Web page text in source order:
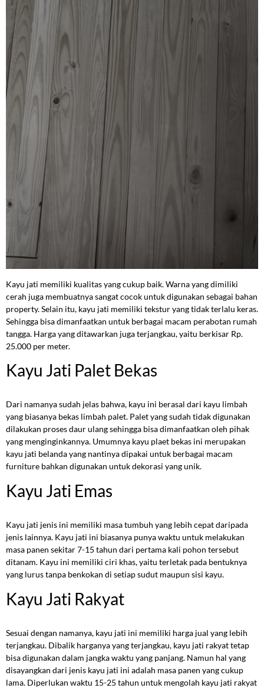
Kayu jati memiliki kualitas yang cukup baik. Warna yang dimiliki
cerah juga membuatnya sangat cocok untuk digunakan sebagai bahan
property. Selain itu, kayu jati memiliki tekstur yang tidak terlalu keras.
Sehingga bisa dimanfaatkan untuk berbagai macam perabotan rumah
tangga. Harga yang ditawarkan juga terjangkau, yaitu berkisar Rp.
25.000 per meter.
Kayu Jati Palet Bekas
Dari namanya sudah jelas bahwa, kayu ini berasal dari kayu limbah
yang biasanya bekas limbah palet. Palet yang sudah tidak digunakan
dilakukan proses daur ulang sehingga bisa dimanfaatkan oleh pihak
yang menginginkannya. Umumnya kayu plaet bekas ini merupakan
kayu jati belanda yang nantinya dipakai untuk berbagai macam
furniture bahkan digunakan untuk dekorasi yang unik.
Kayu Jati Emas
Kayu jati jenis ini memiliki masa tumbuh yang lebih cepat daripada
jenis lainnya. Kayu jati ini biasanya punya waktu untuk melakukan
masa panen sekitar 7-15 tahun dari pertama kali pohon tersebut
ditanam. Kayu ini memiliki ciri khas, yaitu terletak pada bentuknya
yang lurus tanpa benkokan di setiap sudut maupun sisi kayu.
Kayu Jati Rakyat
Sesuai dengan namanya, kayu jati ini memiliki harga jual yang lebih
terjangkau. Dibalik harganya yang terjangkau, kayu jati rakyat tetap
bisa digunakan dalam jangka waktu yang panjang. Namun hal yang
disayangkan dari jenis kayu jati ini adalah masa panen yang cukup
lama. Diperlukan waktu 15-25 tahun untuk mengolah kayu jati rakyat